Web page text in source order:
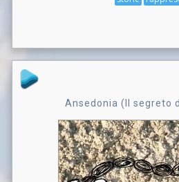
Ansedonia (Il segreto